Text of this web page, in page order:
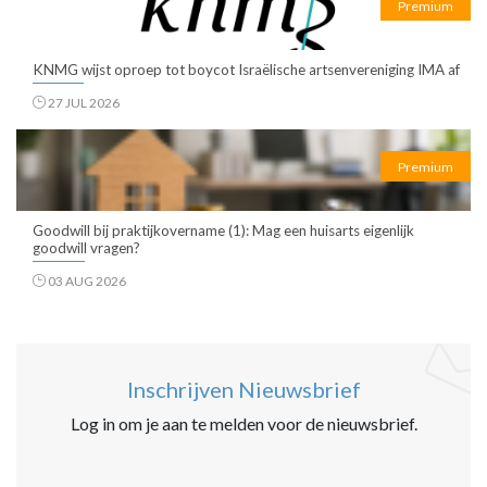
Premium
KNMG wijst oproep tot boycot Israëlische artsenvereniging IMA af
27 JUL 2026
Premium
Goodwill bij praktijkovername (1): Mag een huisarts eigenlijk
goodwill vragen?
03 AUG 2026
Inschrijven Nieuwsbrief
Log in om je aan te melden voor de nieuwsbrief.